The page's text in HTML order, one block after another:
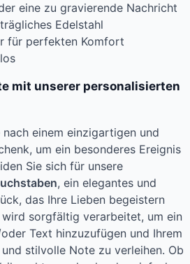
eine zu gravierende Nachricht
Edelstahl
für perfekten Komfort
mit unserer personalisierten
einem einzigartigen und
um ein besonderes Ereignis
Sie sich für unsere
, ein elegantes und
das Ihre Lieben begeistern
sorgfältig verarbeitet, um ein
Text hinzuzufügen und Ihrem
stilvolle Note zu verleihen. Ob